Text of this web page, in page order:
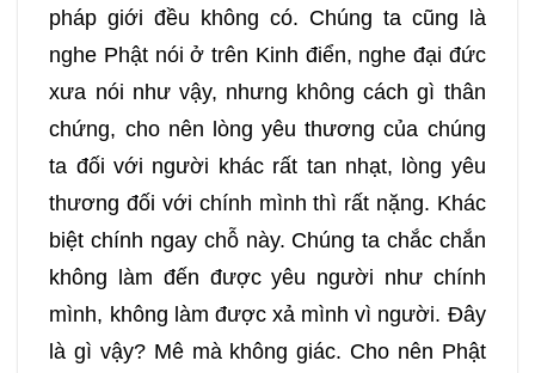
pháp giới đều không có. Chúng ta cũng là
nghe Phật nói ở trên Kinh điển, nghe đại đức
xưa nói như vậy, nhưng không cách gì thân
chứng, cho nên lòng yêu thương của chúng
ta đối với người khác rất tan nhạt, lòng yêu
thương đối với chính mình thì rất nặng. Khác
biệt chính ngay chỗ này. Chúng ta chắc chắn
không làm đến được yêu người như chính
mình, không làm được xả mình vì người. Đây
là gì vậy? Mê mà không giác. Cho nên Phật